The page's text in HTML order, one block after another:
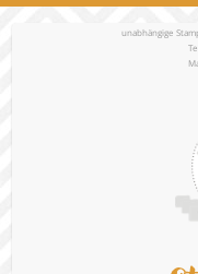
unabhängige